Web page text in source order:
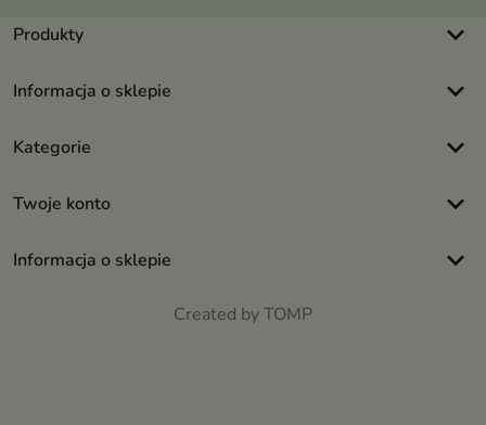
Produkty keyboard_arrow_down
Informacja o sklepie keyboard_arrow_down
Kategorie keyboard_arrow_down
Twoje konto keyboard_arrow_down
Informacja o sklepie keyboard_arrow_down
Created by TOMP